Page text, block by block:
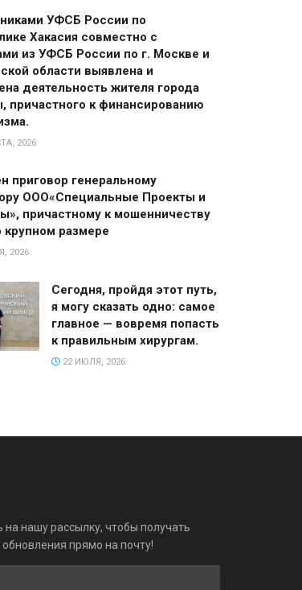
УФСБ России по
Хакасия совместно с
из УФСБ России по г. Москве и
области выявлена и
деятельность жителя города
причастного к финансированию
2026
приговор генеральному
ООО«Специальные Проекты и
причастному к мошенничеству
крупном размере
2026
Сегодня, пройдя этот путь,
я могу сказать одно: самое
главное — вовремя попасть
к правильным хирургам.
22 ИЮЛЯ, 2026
на нашу рассылку, чтобы получать
прямо на почту!